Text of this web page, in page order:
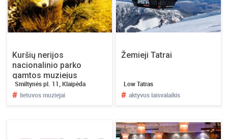
Kuršių nerijos
nacionalinio parko
gamtos muziejus
Smiltynės pl. 11, Klaipėda
# lietuvos muziejai
Žemieji Tatrai
Low Tatras
# aktyvus laisvalaikis